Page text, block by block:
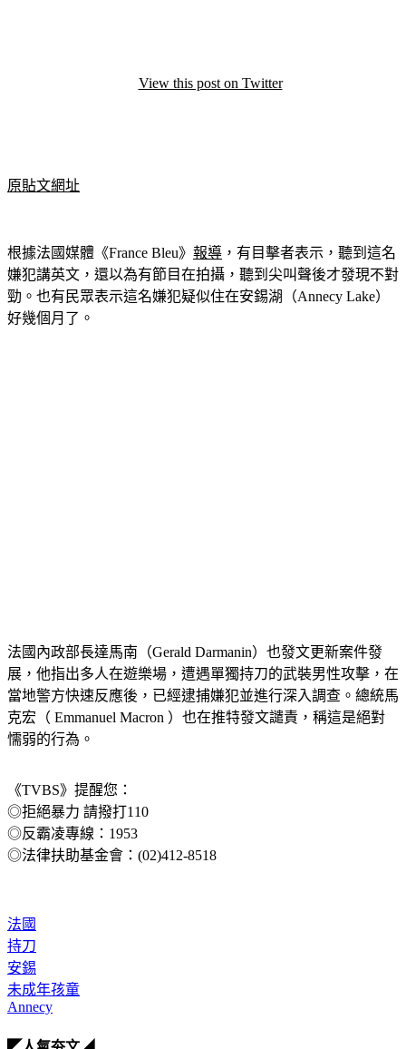
View this post on Twitter
原貼文網址
根據法國媒體《France Bleu》 報導 ，有目擊者表示，聽到這名
嫌犯講英文，還以為有節目在拍攝，聽到尖叫聲後才發現不對
勁。也有民眾表示這名嫌犯疑似住在安錫湖（Annecy Lake）
好幾個月了。
法國內政部長達馬南（Gerald Darmanin）也發文更新案件發
展，他指出多人在遊樂場，遭遇單獨持刀的武裝男性攻擊，在
當地警方快速反應後，已經逮捕嫌犯並進行深入調查。總統馬
克宏（ Emmanuel Macron ）也在推特發文譴責，稱這是絕對
懦弱的行為。
《TVBS》提醒您：
◎拒絕暴力 請撥打110
◎反霸凌專線：1953
◎法律扶助基金會：(02)412-8518
法國
持刀
安錫
未成年孩童
Annecy